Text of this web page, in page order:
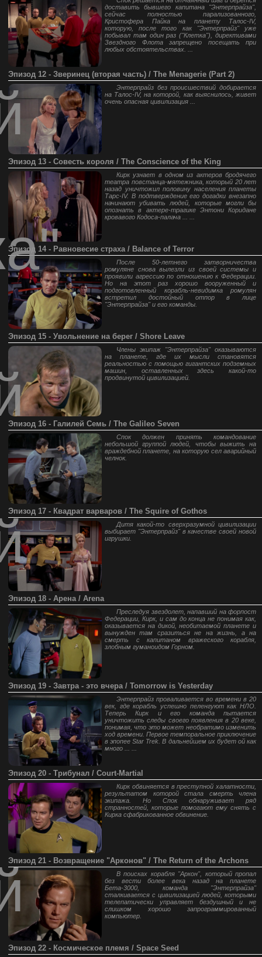
доставить бывшего капитана "Энтерпрайза",
сейчас полностью парализованного,
Кристофера Пайка на планету Талос-IV,
которую, после того как "Энтерпрайз" уже
побывал там один раз ("Клетка"), директивами
Звездного Флота запрещено посещать при
любых обстоятельствах. ...
Эпизод 12 - Зверинец (вторая часть) / The Menagerie (Part 2)
Энтерпрайз без происшествий добирается
на Талос-IV, на которой, как выяснилось, живет
очень опасная цивилизация ...
Эпизод 13 - Совесть короля / The Conscience of the King
Кирк узнает в одном из актеров бродячего
театра повстанца-мятежника, который 20 лет
назад уничтожил половину населения планеты
Тарс-IV. В подтверждение его догадки внезапно
начинают убивать людей, которые могли бы
опознать в актере-трагике Энтони Коридане
кровавого Кодоса-палача ... ...
Эпизод 14 - Равновесие страха / Balance of Terror
После 50-летнего затворничества
ромуляне снова вылезли из своей системы и
проявили агрессию по отношению к Федерации.
Но на этот раз хорошо вооруженный и
подготовленный корабль-невидимка ромулян
встретил достойный отпор в лице
"Энтерпрайза" и его команды.
Эпизод 15 - Увольнение на берег / Shore Leave
Члены экипаж "Энтерпрайза" оказываются
на планете, где их мысли становятся
реальностью с помощью гигантских подземных
машин, оставленных здесь какой-то
продвинутой цивилизацией.
Эпизод 16 - Галилей Семь / The Galileo Seven
Спок должен принять командование
небольшой группой людей, чтобы выжить на
враждебной планете, на которую сел аварийный
челнок.
Эпизод 17 - Квадрат варваров / The Squire of Gothos
Дитя какой-то сверхразумной цивилизации
выбирает "Энтерпрайз" в качестве своей новой
игрушки.
Эпизод 18 - Арена / Arena
Преследуя звездолет, напавший на форпост
Федерации, Кирк, и сам до конца не понимая как,
оказывается на дикой, необитаемой планете и
вынужден там сразиться не на жизнь, а на
смерть с капитаном вражеского корабля,
злобным гуманоидом Горном.
Эпизод 19 - Завтра - это вчера / Tomorrow is Yesterday
Энтерпрайз проваливается во времени в 20
век, где корабль успешно пеленгуют как НЛО.
Теперь Кирк и его команда пытается
уничтожить следы своего появления в 20 веке,
понимая, что это может необратимо изменить
ход времени. Первое темпоральное приключение
в эпопее Star Trek. В дальнейшем их будет ой как
много ... ...
Эпизод 20 - Трибунал / Court-Martial
Кирк обвиняется в преступной халатности,
результатом которой стала смерть члена
экипажа. Но Спок обнаруживает ряд
странностей, которые помогают ему снять с
Кирка сфабрикованное обвинение.
Эпизод 21 - Возвращение "Арконов" / The Return of the Archons
В поисках корабля "Аркон", который пропал
без вести более века назад на планете
Бета-3000, команда "Энтерпрайза"
сталкивается с цивилизацией людей, которыми
телепатически управляет бездушный и не
слишком хорошо запрограммированный
компьютер.
Эпизод 22 - Космическое племя / Space Seed